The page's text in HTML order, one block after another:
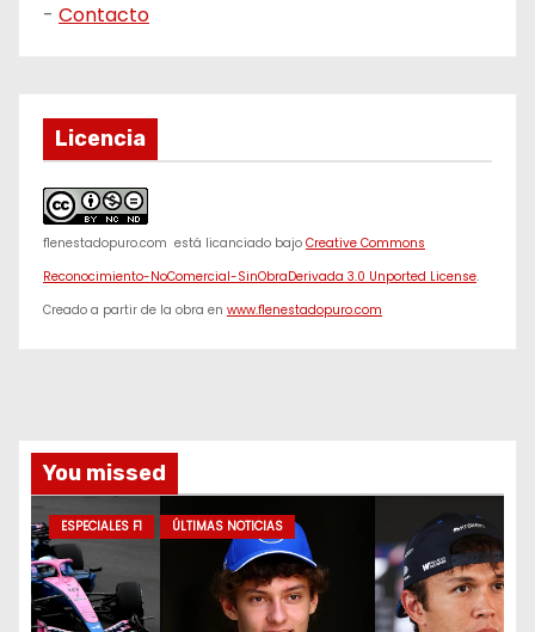
- Contacto
Licencia
f1enestadopuro.com está licanciado bajo Creative Commons
Reconocimiento-NoComercial-SinObraDerivada 3.0 Unported License.
Creado a partir de la obra en www.f1enestadopuro.com
You missed
ESPECIALES F1 ÚLTIMAS NOTICIAS